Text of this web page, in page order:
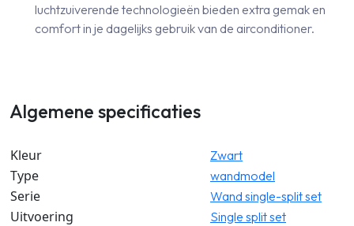
luchtzuiverende technologieën bieden extra gemak en
comfort in je dagelijks gebruik van de airconditioner.
Algemene specificaties
Kleur Zwart
Type wandmodel
Serie Wand single-split set
Uitvoering Single split set